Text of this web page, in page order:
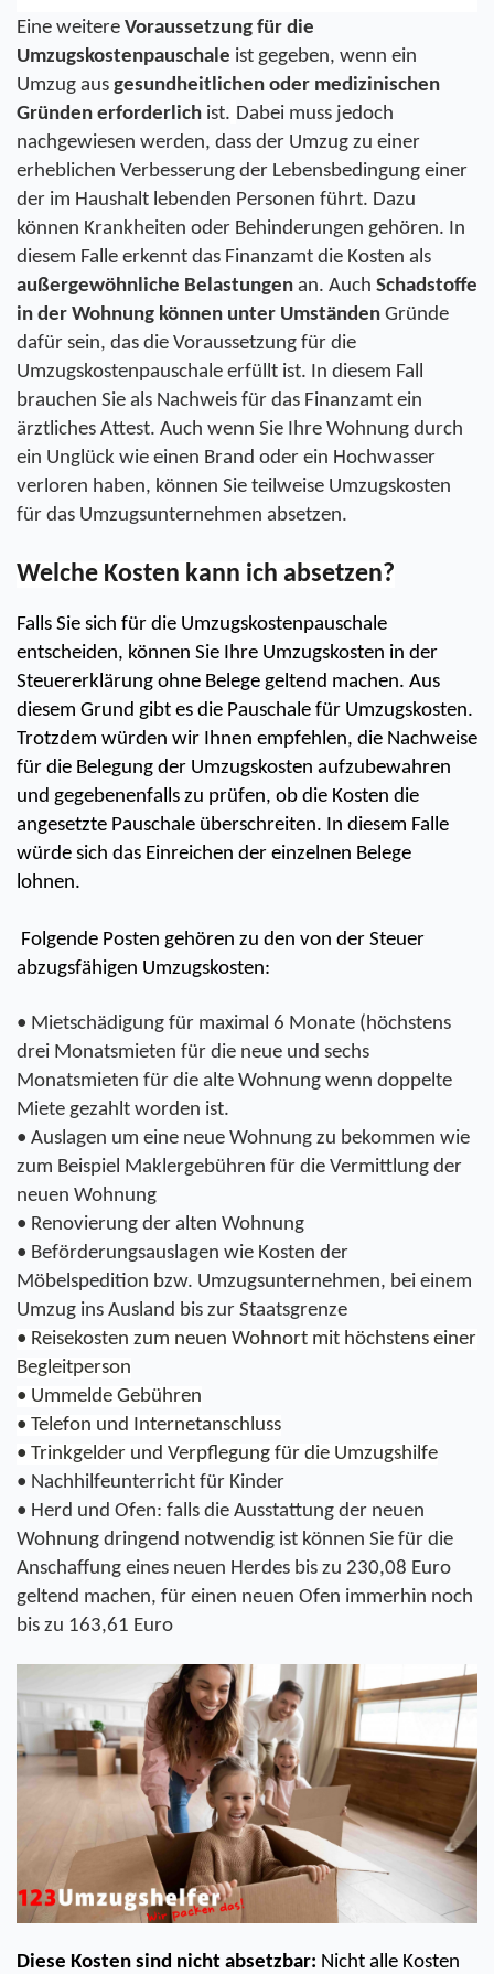
Eine weitere Voraussetzung für die
Umzugskostenpauschale ist gegeben, wenn ein
Umzug aus gesundheitlichen oder medizinischen
Gründen erforderlich ist. Dabei muss jedoch
nachgewiesen werden, dass der Umzug zu einer
erheblichen Verbesserung der Lebensbedingung einer
der im Haushalt lebenden Personen führt. Dazu
können Krankheiten oder Behinderungen gehören. In
außergewöhnliche Belastungen an. Auch Schadstoffe
in der Wohnung können unter Umständen Gründe
dafür sein, das die Voraussetzung für die
Umzugskostenpauschale erfüllt ist. In diesem Fall
brauchen Sie als Nachweis für das Finanzamt ein
ärztliches Attest. Auch wenn Sie Ihre Wohnung durch
ein Unglück wie einen Brand oder ein Hochwasser
verloren haben, können Sie teilweise Umzugskosten
für das Umzugsunternehmen absetzen.
Welche Kosten kann ich absetzen?
Falls Sie sich für die Umzugskostenpauschale
entscheiden, können Sie Ihre Umzugskosten in der
Steuererklärung ohne Belege geltend machen. Aus
diesem Grund gibt es die Pauschale für Umzugskosten.
Trotzdem würden wir Ihnen empfehlen, die Nachweise
für die Belegung der Umzugskosten aufzubewahren
und gegebenenfalls zu prüfen, ob die Kosten die
angesetzte Pauschale überschreiten. In diesem Falle
würde sich das Einreichen der einzelnen Belege
lohnen.
Folgende Posten gehören zu den von der Steuer
abzugsfähigen Umzugskosten:
• Mietschädigung für maximal 6 Monate (höchstens
drei Monatsmieten für die neue und sechs
Monatsmieten für die alte Wohnung wenn doppelte
Miete gezahlt worden ist.
• Auslagen um eine neue Wohnung zu bekommen wie
zum Beispiel Maklergebühren für die Vermittlung der
neuen Wohnung
• Renovierung der alten Wohnung
• Beförderungsauslagen wie Kosten der
Möbelspedition bzw. Umzugsunternehmen, bei einem
Umzug ins Ausland bis zur Staatsgrenze
• Reisekosten zum neuen Wohnort mit höchstens einer
Begleitperson
• Ummelde Gebühren
• Telefon und Internetanschluss
• Trinkgelder und Verpflegung für die Umzugshilfe
• Nachhilfeunterricht für Kinder
• Herd und Ofen: falls die Ausstattung der neuen
Wohnung dringend notwendig ist können Sie für die
Anschaffung eines neuen Herdes bis zu 230,08 Euro
geltend machen, für einen neuen Ofen immerhin noch
bis zu 163,61 Euro
Diese Kosten sind nicht absetzbar: Nicht alle Kosten